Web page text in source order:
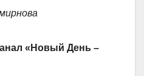
«Новый День –